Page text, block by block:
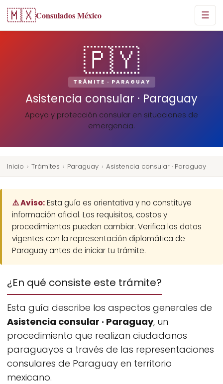
🇲🇽Consulados México ☰
🇵🇾
TRÁMITE · PARAGUAY
Asistencia consular · Paraguay
Apoyo y protección consular en situaciones de
emergencia.
Inicio › Trámites › Paraguay › Asistencia consular · Paraguay
⚠️ Aviso:Esta guía es orientativa y no constituye
información oficial. Los requisitos, costos y
procedimientos pueden cambiar. Verifica los datos
vigentes con la representación diplomática de
Paraguay antes de iniciar tu trámite.
¿En qué consiste este trámite?
Esta guía describe los aspectos generales de
Asistencia consular · Paraguay, un
procedimiento que realizan ciudadanos
paraguayos a través de las representaciones
consulares de Paraguay en territorio
mexicano.